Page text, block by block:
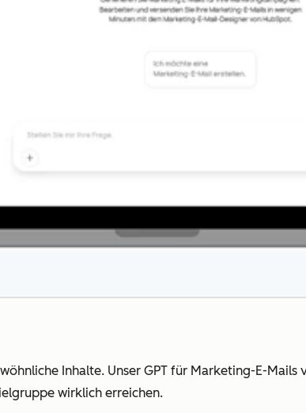
Inhalte. Unser GPT für Marketing-E-Mails
wirklich erreichen.